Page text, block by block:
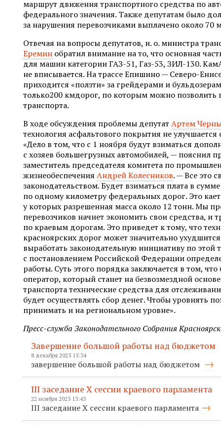
маршрут движения транспортного средства по
федерального значения. Также депутатам было
за нарушения перевозчиками выплачено около 70
Отвечая на вопросы депутатов, и. о. министра
Еремин обратил внимание на то, что основная
для машин категории ГАЗ-51, Газ-53, ЗИЛ-130.
не вписывается. На трассе Епишино — Северо-
приходится «ползти» за грейдерами и
только200 кмдорог, по которым можно позволить
транспорта.
В ходе обсуждения проблемы депутат Артем
технология асфальтового покрытия не улучшается
«Дело в том, что с 1 ноября будут взиматься
с хозяев большегрузных автомобилей, — пояснил
заместитель председателя комитета по
жизнеобеспечения Андрей Колесников. — Все это
законодательством. Будет взиматься плата в
по одному километру федеральных дорог. Это
у которых разрешенная масса около 12 тонн. Мы
перевозчиков начнет экономить свои средства, и
по краевым дорогам. Это приведет к тому, что
красноярских дорог может значительно
выработать законодательную инициативу по этой
с постановлением Российской Федерации
работы. Суть этого порядка заключается в том,
оператор, который станет на безвозмездной
транспорта технические средства для
будет осуществлять сбор денег. Чтобы уровнять
принимать и на региональном уровне».
Пресс-служба Законодательного Собрания
Завершение большой работы над бюджетом
8 декабря 2025 15:34
завершение большой работы над бюджетом
III заседание X сессии краевого парламента
22 ноября 2025 13:43
III заседание X сессии краевого парламента